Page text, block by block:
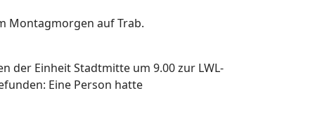
Montagmorgen auf Trab.
der Einheit Stadtmitte um 9.00 zur LWL-
Eine Person hatte